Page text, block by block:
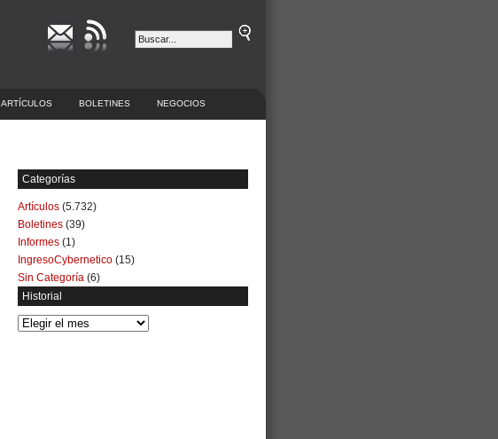
ARTÍCULOS BOLETINES NEGOCIOS
Categorías
Artículos (5.732)
Boletines (39)
Informes (1)
IngresoCybernetico (15)
Sin Categoría (6)
Historial
Historial